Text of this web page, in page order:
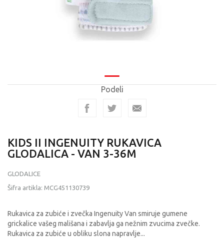
Podeli
KIDS II INGENUITY RUKAVICA
GLODALICA - VAN 3-36M
GLODALICE
Šifra artikla: MCG451130739
Rukavica za zubiće i zvečka Ingenuity Van smiruje gumene
grickalice vašeg mališana i zabavlja ga nežnim zvucima zvečke.
Rukavica za zubiće u obliku slona napravlje...